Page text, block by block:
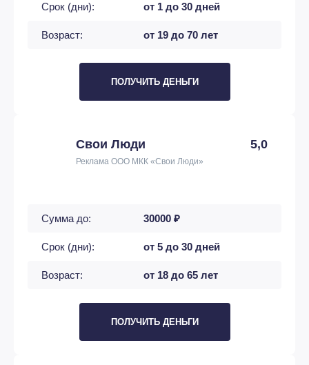
Срок (дни): от 1 до 30 дней
Возраст: от 19 до 70 лет
ПОЛУЧИТЬ ДЕНЬГИ
Свои Люди 5,0
Реклама ООО МКК «Свои Люди»
Сумма до: 30000 ₽
Срок (дни): от 5 до 30 дней
Возраст: от 18 до 65 лет
ПОЛУЧИТЬ ДЕНЬГИ